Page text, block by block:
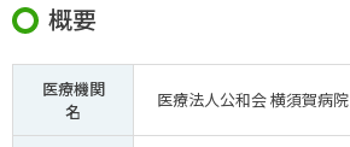
概要
医療機関
名
医療法人公和会 横須賀病院